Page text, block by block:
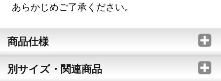
あらかじめご了承ください。
商品仕様
別サイズ・関連商品